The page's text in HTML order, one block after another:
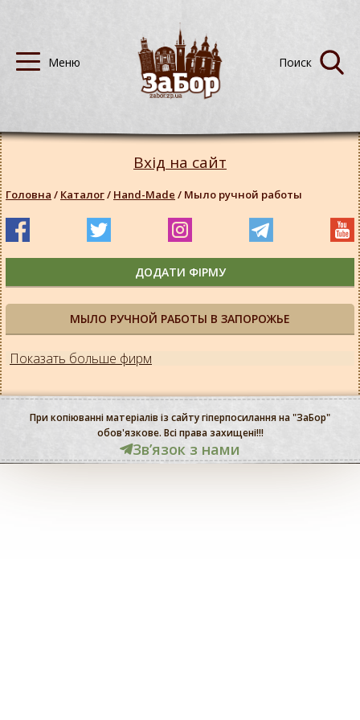
МЫЛО РУЧНОЙ РАБОТЫ В ЗАПОРОЖЬЕ
Показать больше фирм
Вхід на сайт
Головна / Каталог/ Hand-Made / Мыло ручной работы
ДОДАТИ ФІРМУ
При копіюванні матеріалів із сайту гіперпосилання на "ЗаБор"
обов'язкове. Всі права захищені!!!
Звʼязок з нами